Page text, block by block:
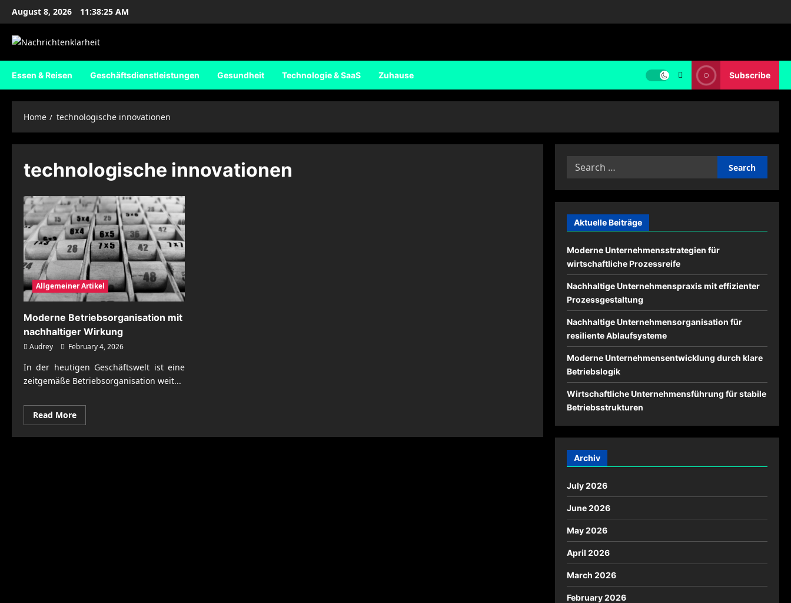
Skip
content
August 8, 2026 11:38:25 AM
Essen & Reisen Geschäftsdienstleistungen Gesundheit Technologie & SaaS Zuhause Subscribe
Home technologische innovationen
technologische innovationen
Allgemeiner Artikel
Moderne Betriebsorganisation mit
nachhaltiger Wirkung
Audrey February 4, 2026
In der heutigen Geschäftswelt ist eine
zeitgemäße Betriebsorganisation weit...
Read MoreRead
more
Moderne
Search
Aktuelle Beiträge
Moderne Unternehmensstrategien für
wirtschaftliche Prozessreife
Nachhaltige Unternehmenspraxis mit effizienter
Prozessgestaltung
Nachhaltige Unternehmensorganisation für
resiliente Ablaufsysteme
Moderne Unternehmensentwicklung durch klare
Betriebslogik
Wirtschaftliche Unternehmensführung für stabile
Betriebsstrukturen
Archiv
July 2026
June 2026
May 2026
April 2026
March 2026
February 2026